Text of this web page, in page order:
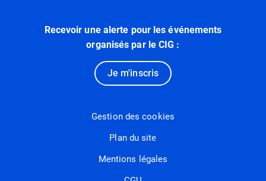
Recevoir une alerte pour les événements
organisés par le CIG :
Je m'inscris
Gestion des cookies
Plan du site
Mentions légales